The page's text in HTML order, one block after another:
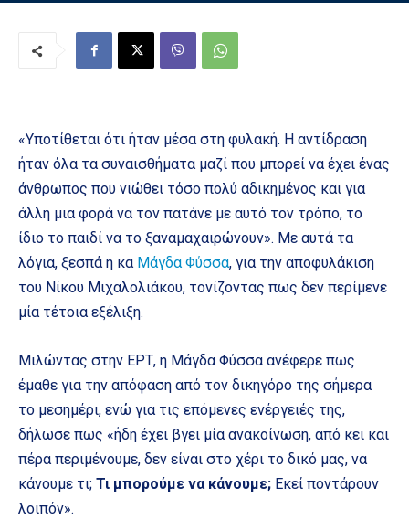
«Υποτίθεται ότι ήταν μέσα στη φυλακή. Η αντίδραση
ήταν όλα τα συναισθήματα μαζί που μπορεί να έχει ένας
άνθρωπος που νιώθει τόσο πολύ αδικημένος και για
άλλη μια φορά να τον πατάνε με αυτό τον τρόπο, το
ίδιο το παιδί να το ξαναμαχαιρώνουν». Με αυτά τα
λόγια, ξεσπά η κα Μάγδα Φύσσα, για την αποφυλάκιση
του Νίκου Μιχαλολιάκου, τονίζοντας πως δεν περίμενε
μία τέτοια εξέλιξη.
Μιλώντας στην ΕΡΤ, η Μάγδα Φύσσα ανέφερε πως
έμαθε για την απόφαση από τον δικηγόρο της σήμερα
το μεσημέρι, ενώ για τις επόμενες ενέργειές της,
δήλωσε πως «ήδη έχει βγει μία ανακοίνωση, από κει και
πέρα περιμένουμε, δεν είναι στο χέρι το δικό μας, να
κάνουμε τι; Τι μπορούμε να κάνουμε; Εκεί ποντάρουν
λοιπόν».